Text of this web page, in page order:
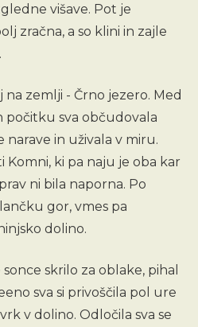
višave. Pot je
zračna, a so klini in zajle
na zemlji - Črno jezero. Med
počitku sva občudovala
narave in uživala v miru.
Komni, ki pa naju je oba kar
ni bila naporna. Po
gor, vmes pa
dolino.
sonce skrilo za oblake, pihal
sva si privoščila pol ure
v dolino. Odločila sva se